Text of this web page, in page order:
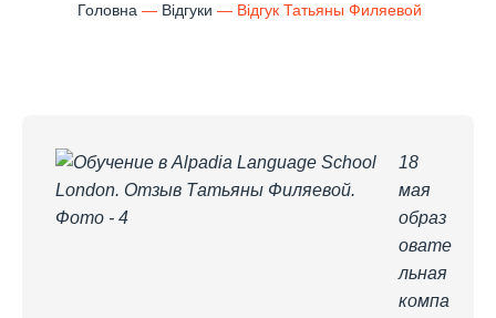
Головна Відгуки Відгук Татьяны Филяевой
18
мая
образ
овате
льная
компа